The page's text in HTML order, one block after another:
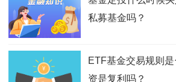
私募基金吗？
ETF基金交易规则
资是复利吗？